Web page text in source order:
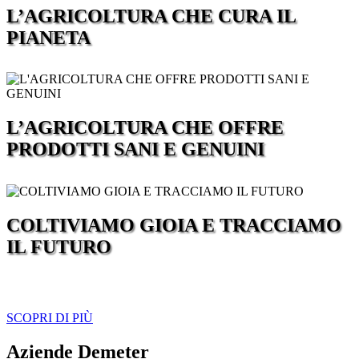
L’AGRICOLTURA CHE CURA IL
PIANETA
L’AGRICOLTURA CHE OFFRE
PRODOTTI SANI E GENUINI
COLTIVIAMO GIOIA E TRACCIAMO
IL FUTURO
SCOPRI DI PIÙ
Aziende Demeter